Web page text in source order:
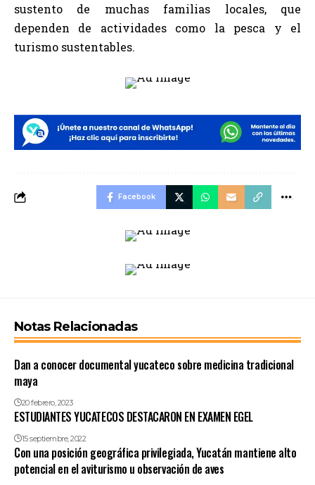
sustento de muchas familias locales, que
dependen de actividades como la pesca y el
turismo sustentables.
Facebook
Notas Relacionadas
Dan a conocer documental yucateco sobre medicina tradicional
maya
20 febrero, 2023
ESTUDIANTES YUCATECOS DESTACARON EN EXAMEN EGEL
15 septiembre, 2022
Con una posición geográfica privilegiada, Yucatán mantiene alto
potencial en el aviturismo u observación de aves